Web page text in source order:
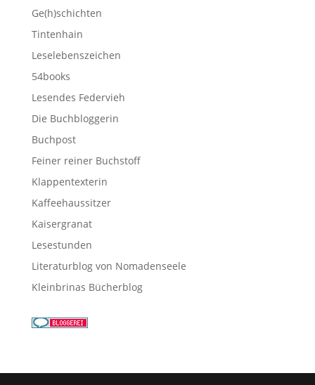
Ge(h)schichten
Tintenhain
Leselebenszeichen
54books
Lesendes Federvieh
Die Buchbloggerin
Buchpost
Feiner reiner Buchstoff
Klappentexterin
Kaffeehaussitzer
Kaisergranat
Lesestunden
Literaturblog von Nomadenseele
Kleinbrinas Bücherblog